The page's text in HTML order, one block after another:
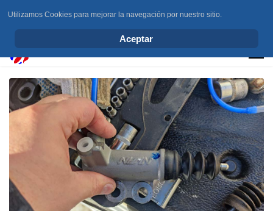
Utilizamos Cookies para mejorar la navegación por nuestro sitio.
Aceptar